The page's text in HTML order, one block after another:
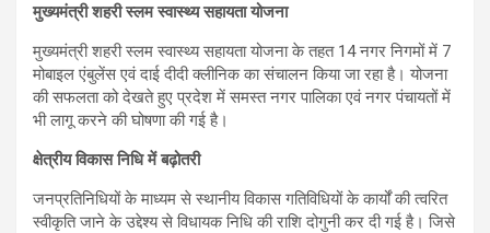
मुख्यमंत्री शहरी स्लम स्वास्थ्य सहायता योजना
मुख्यमंत्री शहरी स्लम स्वास्थ्य सहायता योजना के तहत 14 नगर निगमों में 7
मोबाइल एंबुलेंस एवं दाई दीदी क्लीनिक का संचालन किया जा रहा है। योजना
की सफलता को देखते हुए प्रदेश में समस्त नगर पालिका एवं नगर पंचायतों में
भी लागू करने की घोषणा की गई है।
क्षेत्रीय विकास निधि में बढ़ोतरी
जनप्रतिनिधियों के माध्यम से स्थानीय विकास गतिविधियों के कार्यों की त्वरित
स्वीकृति जाने के उद्देश्य से विधायक निधि की राशि दोगुनी कर दी गई है। जिसे